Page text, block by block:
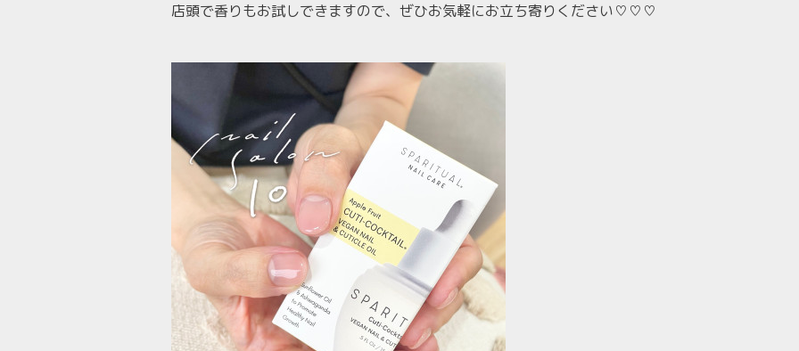
店頭で香りもお試しできますので、ぜひお気軽にお立ち寄りください♡♡♡